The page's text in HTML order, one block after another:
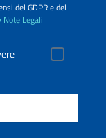
del GDPR e del
Note Legali